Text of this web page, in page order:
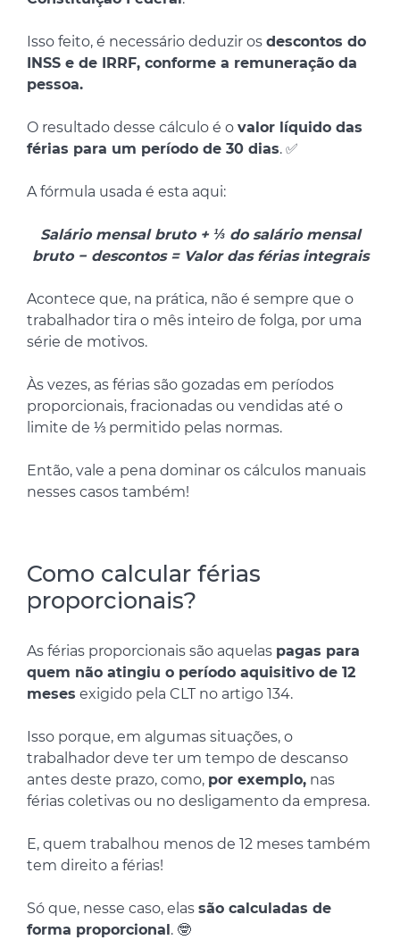
Isso feito, é necessário deduzir os descontos do
INSS e de IRRF, conforme a remuneração da
pessoa.
O resultado desse cálculo é o valor líquido das
férias para um período de 30 dias. ✅
A fórmula usada é esta aqui:
Salário mensal bruto + ⅓ do salário mensal
bruto − descontos = Valor das férias integrais
Acontece que, na prática, não é sempre que o
trabalhador tira o mês inteiro de folga, por uma
série de motivos.
Às vezes, as férias são gozadas em períodos
proporcionais, fracionadas ou vendidas até o
limite de ⅓ permitido pelas normas.
Então, vale a pena dominar os cálculos manuais
nesses casos também!
Como calcular férias
proporcionais?
As férias proporcionais são aquelas pagas para
quem não atingiu o período aquisitivo de 12
meses exigido pela CLT no artigo 134.
Isso porque, em algumas situações, o
trabalhador deve ter um tempo de descanso
antes deste prazo, como, por exemplo, nas
férias coletivas ou no desligamento da empresa.
E, quem trabalhou menos de 12 meses também
tem direito a férias!
Só que, nesse caso, elas são calculadas de
forma proporcional . 🤓